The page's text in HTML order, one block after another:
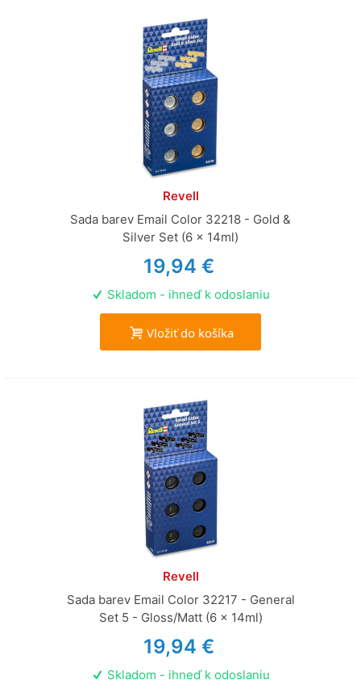
Revell
Sada barev Email Color 32218 - Gold &
Silver Set (6 x 14ml)
19,94 €
Skladom - ihneď k odoslaniu
Vložiť do košíka
Revell
Sada barev Email Color 32217 - General
Set 5 - Gloss/Matt (6 x 14ml)
19,94 €
Skladom - ihneď k odoslaniu